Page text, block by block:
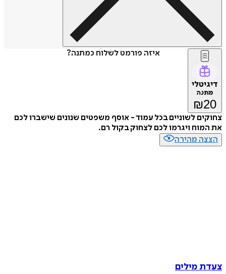
איזה פורמט לשלוח כמתנה?
דיגיטלי
מתנה
₪20
צחוקים לשוניים בכל עמוד - אוסף משפטים שנונים שישברו לכם
את המוח ויגרמו לכם לצחוק בקול רם.
הצצה מהירה
צעדת מילים